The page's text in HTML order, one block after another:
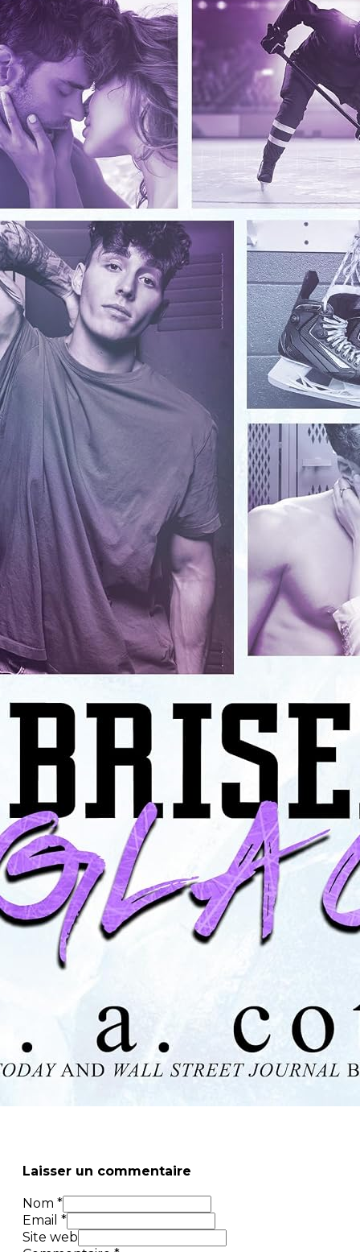
Ans Anniversaire Souvenir Or Noir I
I Registre Des Cadeaux I Idée
les 30 Ans I Joyeux Anniversaire Diamant
Laisser un commentaire
Nom *
Email *
Site web